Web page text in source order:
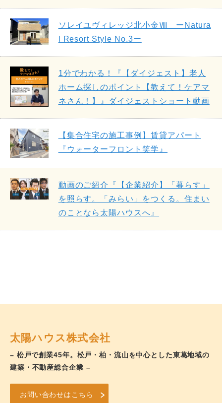
ソレイユヴィレッジ北小金Ⅷ ーNatura
l Resort Style No.3ー
1分でわかる！『【ダイジェスト】老人
ホーム探しのポイント【教えて！ケアマ
ネさん！】』ダイジェストショート動画
【集合住宅の施工事例】賃貸アパート
『ウォーターフロント笑学』
動画のご紹介『【企業紹介】「暮らす」
を照らす。「みらい」をつくる。住まい
のことなら太陽ハウスへ』
太陽ハウス株式会社
– 松戸で創業45年。松戸・柏・流山を中心とした東葛地域の
建築・不動産総合企業 –
お問い合わせはこちら